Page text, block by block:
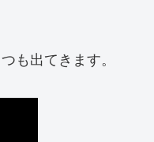
も出てきます。